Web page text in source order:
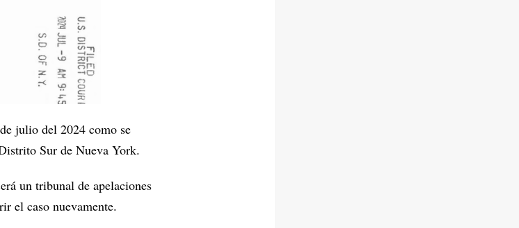
julio del 2024 como se
Sur de Nueva York.
un tribunal de apelaciones
el caso nuevamente.